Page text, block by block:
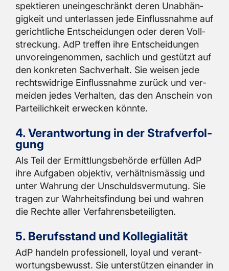
spek­tie­ren un­ein­ge­schränkt deren Un­ab­hän­
gig­keit und un­ter­las­sen jede Ein­fluss­nah­me auf
ge­richt­li­che Ent­schei­dun­gen oder deren Voll­
stre­ckung. AdP tref­fen ihre Ent­schei­dun­gen
un­vor­ein­ge­nom­men, sach­lich und ge­stützt auf
den kon­kre­ten Sach­ver­halt. Sie wei­sen jede
rechts­wid­ri­ge Ein­fluss­nah­me zu­rück und ver­
mei­den jedes Ver­hal­ten, das den An­schein von
Par­tei­lich­keit er­we­cken könn­te.
4. Ver­ant­wor­tung in der Straf­ver­fol­
gung
Als Teil der Er­mitt­lungs­be­hör­de er­fül­len AdP
ihre Auf­ga­ben ob­jek­tiv, ver­hält­nis­mäs­sig und
unter Wah­rung der Un­schulds­ver­mu­tung. Sie
tra­gen zur Wahr­heits­fin­dung bei und wah­ren
die Rech­te aller Ver­fah­rens­be­tei­lig­ten.
5. Be­rufs­stand und Kol­le­gia­li­tät
AdP han­deln pro­fes­sio­nell, loyal und ver­ant­
wor­tungs­be­wusst. Sie un­ter­stüt­zen ein­an­der in